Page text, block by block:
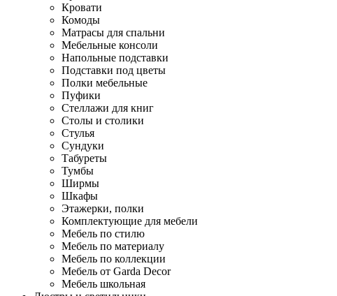
Кровати
Комоды
Матрасы для спальни
Мебельные консоли
Напольные подставки
Подставки под цветы
Полки мебельные
Пуфики
Стеллажи для книг
Столы и столики
Стулья
Сундуки
Табуреты
Тумбы
Ширмы
Шкафы
Этажерки, полки
Комплектующие для мебели
Мебель по стилю
Мебель по материалу
Мебель по коллекции
Мебель от Garda Decor
Мебель школьная